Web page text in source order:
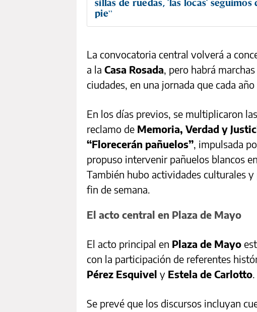
pie”
La convocatoria central volverá a
a la Casa Rosada, pero habrá
ciudades, en una jornada que cada
En los días previos, se multiplicaron
reclamo de Memoria, Verdad y
“Florecerán pañuelos”, impulsada
propuso intervenir pañuelos blancos
También hubo actividades culturales y
fin de semana.
El acto central en Plaza de Mayo
El acto principal en Plaza de Mayo
con la participación de referentes
Pérez Esquivel y Estela de Carlotto.
Se prevé que los discursos incluyan